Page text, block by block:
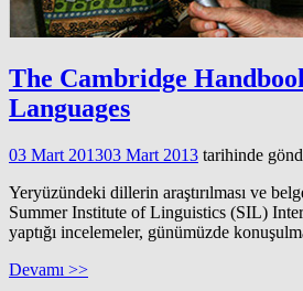
The Cambridge
Languages
03 Mart 201303 Mart 2013 tarihinde
Yeryüzündeki dillerin araştırılması ve
Summer Institute of Linguistics (SIL)
yaptığı incelemeler, günümüzde
Devamı >>